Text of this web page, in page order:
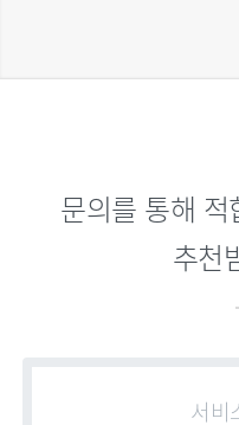
문의를 통해 적
추천
서비